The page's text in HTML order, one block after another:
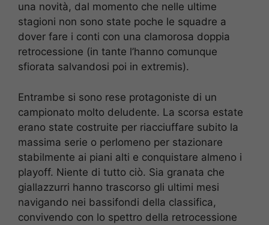
una novità, dal momento che nelle ultime
stagioni non sono state poche le squadre a
dover fare i conti con una clamorosa doppia
retrocessione (in tante l’hanno comunque
sfiorata salvandosi poi in extremis).
Entrambe si sono rese protagoniste di un
campionato molto deludente. La scorsa estate
erano state costruite per riacciuffare subito la
massima serie o perlomeno per stazionare
stabilmente ai piani alti e conquistare almeno i
playoff. Niente di tutto ciò. Sia granata che
giallazzurri hanno trascorso gli ultimi mesi
navigando nei bassifondi della classifica,
convivendo con lo spettro della retrocessione